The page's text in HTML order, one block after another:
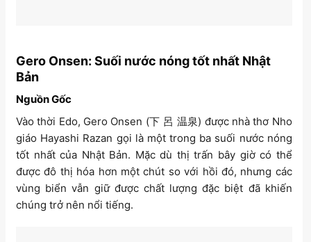
Gero Onsen: Suối nước nóng tốt nhất Nhật
Bản
Nguồn Gốc
Vào thời Edo, Gero Onsen (下 呂 温泉) được nhà thơ Nho
giáo Hayashi Razan gọi là một trong ba suối nước nóng
tốt nhất của Nhật Bản. Mặc dù thị trấn bây giờ có thể
được đô thị hóa hơn một chút so với hồi đó, nhưng các
vùng biển vẫn giữ được chất lượng đặc biệt đã khiến
chúng trở nên nổi tiếng.